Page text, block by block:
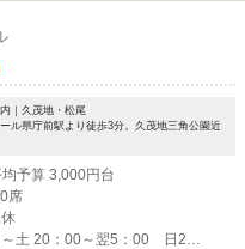
｜久茂地・松尾
ル県庁前駅より徒歩3分。久茂地三角公園近
予算 3,000円台
席
～土 20：00～翌5：00 日2